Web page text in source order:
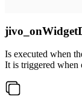
Is executed when
It is triggered when